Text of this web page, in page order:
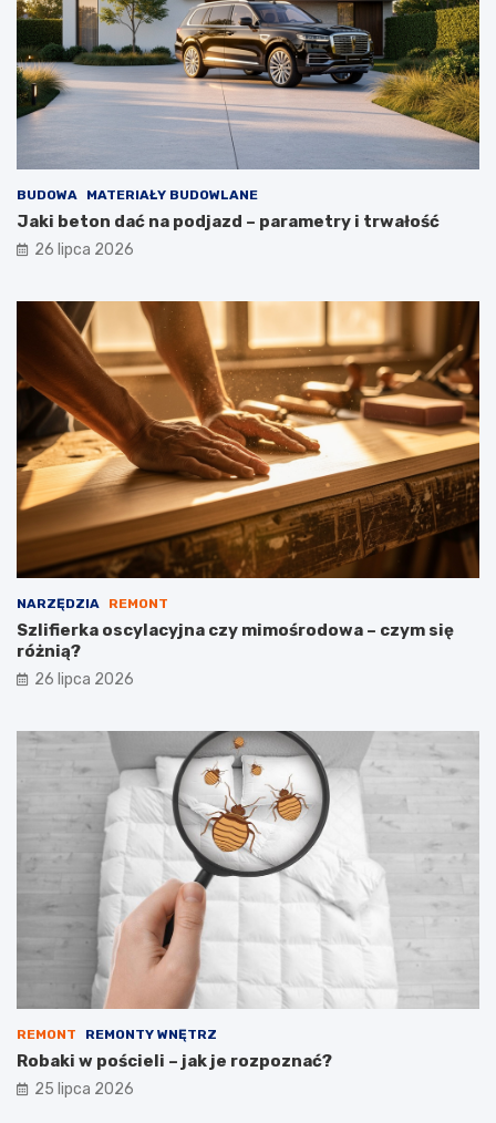
BUDOWA MATERIAŁY BUDOWLANE
Jaki beton dać na podjazd – parametry i trwałość
26 lipca 2026
NARZĘDZIA REMONT
Szlifierka oscylacyjna czy mimośrodowa – czym się
różnią?
26 lipca 2026
REMONT REMONTY WNĘTRZ
Robaki w pościeli – jak je rozpoznać?
25 lipca 2026